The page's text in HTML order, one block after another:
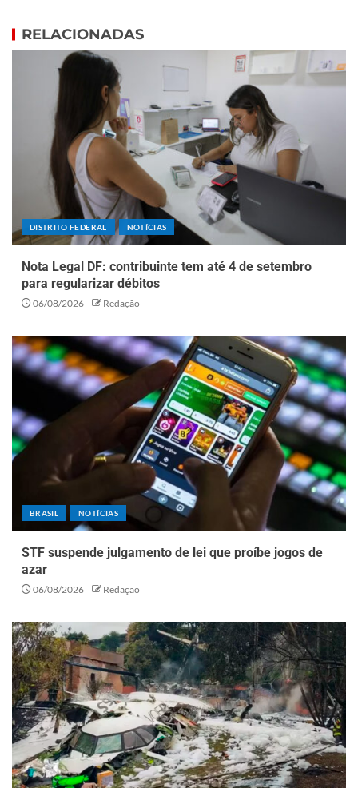
RELACIONADAS
DISTRITO FEDERAL NOTÍCIAS
Nota Legal DF: contribuinte tem até 4 de setembro
para regularizar débitos
06/08/2026 Redação
BRASIL NOTÍCIAS
STF suspende julgamento de lei que proíbe jogos de
azar
06/08/2026 Redação